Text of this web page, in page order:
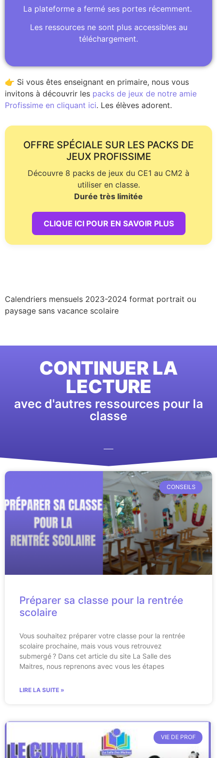
La plateforme a fermé ses portes récemment.
Les ressources ne sont plus accessibles au
téléchargement.
👉 Si vous êtes enseignant en primaire, nous vous
invitons à découvrir les packs de jeux de notre amie
Profissime en cliquant ici. Les élèves adorent.
OFFRE SPÉCIALE SUR LES PACKS DE
JEUX PROFISSIME
Découvre 8 packs de jeux du CE1 au CM2 à
utiliser en classe.
Durée très limitée
CLIQUE ICI POUR EN SAVOIR PLUS
Calendriers mensuels 2023-2024 format portrait ou
paysage sans vacance scolaire
CONTINUER LA
LECTURE
avec d'autres ressources pour la
classe
CONSEILS
Préparer sa classe pour la rentrée
scolaire
Vous souhaitez préparer votre classe pour la rentrée
scolaire prochaine, mais vous vous retrouvez
submergé ? Dans cet article du site La Salle des
Maitres, nous reprenons avec vous les étapes
LIRE LA SUITE »
VIE DE PROF